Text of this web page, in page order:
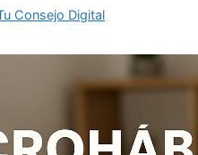
Consejo Digital